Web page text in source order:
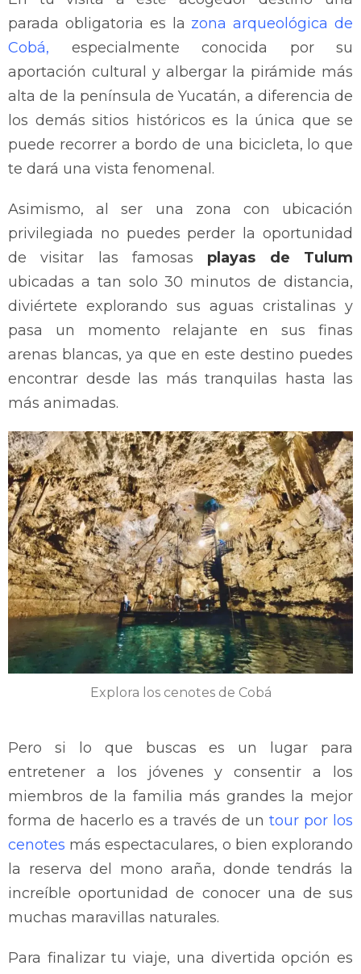
parada obligatoria es la zona arqueológica de
Cobá,
especialmente conocida por su
aportación cultural y albergar la pirámide más
alta de la península de Yucatán, a diferencia de
los demás sitios históricos es la única que se
puede recorrer a bordo de una bicicleta, lo que
te dará una vista fenomenal.
Asimismo, al ser una zona con ubicación
privilegiada no puedes perder la oportunidad
de visitar las famosas playas de Tulum
ubicadas a tan solo 30 minutos de distancia,
diviértete explorando sus aguas cristalinas y
pasa un momento relajante en sus finas
arenas blancas, ya que en este destino puedes
encontrar desde las más tranquilas hasta las
más animadas.
Explora los cenotes de Cobá
Pero si lo que buscas es un lugar para
entretener a los jóvenes y consentir a los
miembros de la familia más grandes la mejor
forma de hacerlo es a través de un tour por los
cenotes más espectaculares, o bien explorando
la reserva del mono araña, donde tendrás la
increíble oportunidad de conocer una de sus
muchas maravillas naturales.
Para finalizar tu viaje, una divertida opción es